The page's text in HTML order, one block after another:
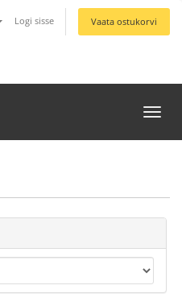
Logi sisse Vaata ostukorvi